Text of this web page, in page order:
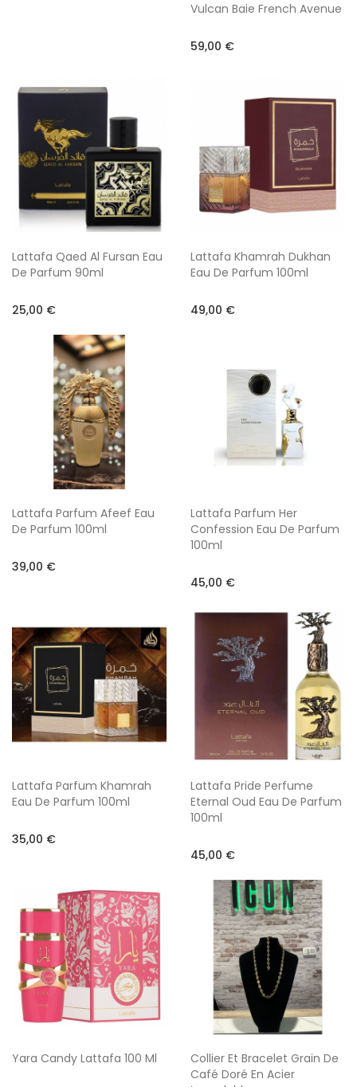
Vulcan Baie French Avenue
59,00 €
Lattafa Qaed Al Fursan Eau
De Parfum 90ml
25,00 €
Lattafa Khamrah Dukhan
Eau De Parfum 100ml
49,00 €
Lattafa Parfum Afeef Eau
De Parfum 100ml
39,00 €
Lattafa Parfum Her
Confession Eau De Parfum
100ml
45,00 €
Lattafa Parfum Khamrah
Eau De Parfum 100ml
35,00 €
Lattafa Pride Perfume
Eternal Oud Eau De Parfum
100ml
45,00 €
Yara Candy Lattafa 100 Ml
Collier Et Bracelet Grain De
Café Doré En Acier